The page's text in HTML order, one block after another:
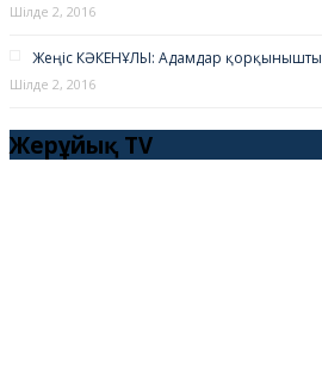
Шілде 2, 2016
Жеңіс КӘКЕНҰЛЫ: Адамдар қорқынышты
Шілде 2, 2016
Жерұйық TV